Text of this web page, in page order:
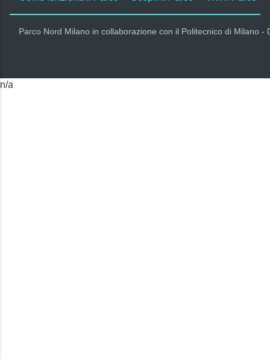
Parco Nord Milano in collaborazione con il Politecnico di Milano
n/a